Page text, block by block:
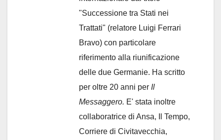
"Successione tra Stati nei
Trattati" (relatore Luigi Ferrari
Bravo) con particolare
riferimento alla riunificazione
delle due Germanie. Ha scritto
per oltre 20 anni per Il
Messaggero. E' stata inoltre
collaboratrice di Ansa, Il Tempo,
Corriere di Civitavecchia,